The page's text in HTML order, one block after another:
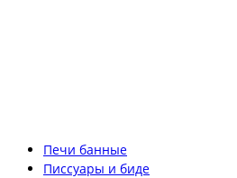
Печи банные
Писсуары и биде